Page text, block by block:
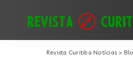
Revista Curitiba Notícias >